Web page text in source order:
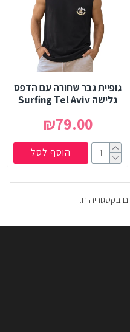
גופיית גבר שחורה עם הדפס
גלישה Surfing Tel Aviv
₪79.00
הוסף לסל
בקטגוריה זו.